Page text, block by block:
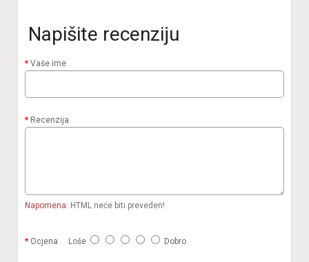
Napišite recenziju
Vaše ime
Recenzija
Napomena: HTML neće biti preveden!
Ocjena Loše Dobro